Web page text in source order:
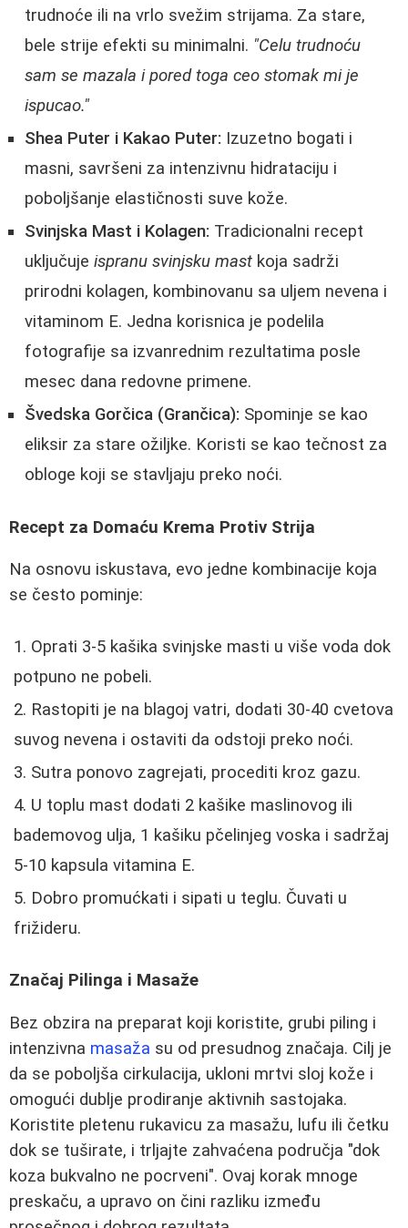
trudnoće ili na vrlo svežim strijama. Za stare,
bele strije efekti su minimalni. "Celu trudnoću
sam se mazala i pored toga ceo stomak mi je
ispucao."
Shea Puter i Kakao Puter: Izuzetno bogati i
masni, savršeni za intenzivnu hidrataciju i
poboljšanje elastičnosti suve kože.
Svinjska Mast i Kolagen: Tradicionalni recept
uključuje ispranu svinjsku mast koja sadrži
prirodni kolagen, kombinovanu sa uljem nevena i
vitaminom E. Jedna korisnica je podelila
fotografije sa izvanrednim rezultatima posle
mesec dana redovne primene.
Švedska Gorčica (Grančica): Spominje se kao
eliksir za stare ožiljke. Koristi se kao tečnost za
obloge koji se stavljaju preko noći.
Recept za Domaću Krema Protiv Strija
Na osnovu iskustava, evo jedne kombinacije koja
se često pominje:
Oprati 3-5 kašika svinjske masti u više voda dok
potpuno ne pobeli.
Rastopiti je na blagoj vatri, dodati 30-40 cvetova
suvog nevena i ostaviti da odstoji preko noći.
Sutra ponovo zagrejati, procediti kroz gazu.
U toplu mast dodati 2 kašike maslinovog ili
bademovog ulja, 1 kašiku pčelinjeg voska i sadržaj
5-10 kapsula vitamina E.
Dobro promućkati i sipati u teglu. Čuvati u
frižideru.
Značaj Pilinga i Masaže
Bez obzira na preparat koji koristite, grubi piling i
intenzivna masaža su od presudnog značaja. Cilj je
da se poboljša cirkulacija, ukloni mrtvi sloj kože i
omogući dublje prodiranje aktivnih sastojaka.
Koristite pletenu rukavicu za masažu, lufu ili četku
dok se tuširate, i trljajte zahvaćena područja "dok
koza bukvalno ne pocrveni". Ovaj korak mnoge
preskaču, a upravo on čini razliku između